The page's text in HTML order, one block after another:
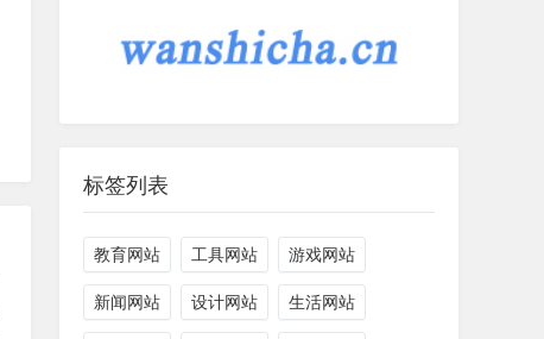
标签列表
教育网站 工具网站 游戏网站
新闻网站 设计网站 生活网站